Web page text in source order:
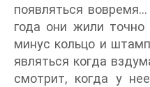
появляться
года они жили
минус кольцо и
являться когда
смотрит, когда у